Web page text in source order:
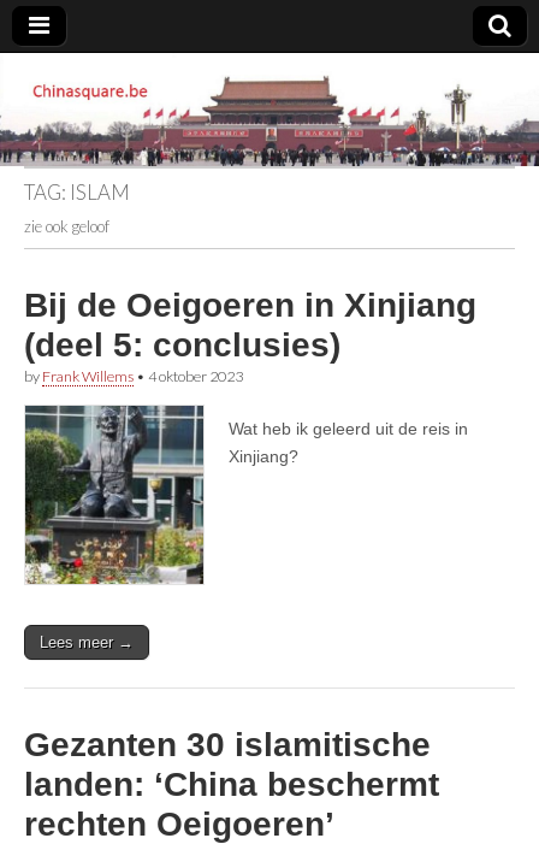
Chinasquare.be
TAG: ISLAM
zie ook geloof
Bij de Oeigoeren in Xinjiang
(deel 5: conclusies)
by Frank Willems • 4 oktober 2023
Wat heb ik geleerd uit de reis in
Xinjiang?
Lees meer →
Gezanten 30 islamitische
landen: ‘China beschermt
rechten Oeigoeren’